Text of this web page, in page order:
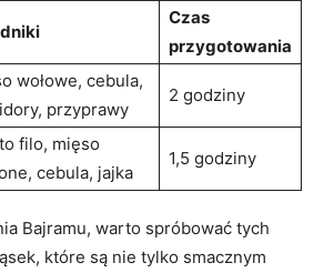
Czas
przygotowania
wołowe, cebula,
przyprawy
2 godziny
filo, ⁢mięso
cebula, jajka
1,5 godziny
Bajramu, warto ‍spróbować ⁤tych
które są‌ nie tylko smacznym